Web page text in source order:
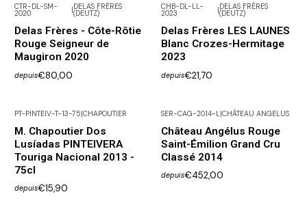
CTR-DL-SM-
2020
DELAS FRÈRES
(DEUTZ)
Delas Frères - Côte-Rôtie
Rouge Seigneur de
Maugiron 2020
depuis€80,00
CHB-DL-LL-
2023
DELAS FRÈRES
(DEUTZ)
Delas Frères LES LAUNES
Blanc Crozes-Hermitage
2023
depuis€21,70
PT-PINTEIV-T-13-75|CHAPOUTIER
M. Chapoutier Dos
Lusíadas PINTEIVERA
Touriga Nacional 2013 -
75cl
depuis€15,90
SER-CAG-2014-L|CHÂTEAU ANGELUS
Château Angélus Rouge
Saint-Émilion Grand Cru
Classé 2014
depuis€452,00